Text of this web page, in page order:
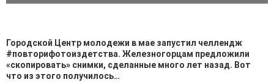
Городской Центр молодежи в мае запустил челлендж
#повторифотоиздетства. Железногорцам предложили
«скопировать» снимки, сделанные много лет назад. Вот
что из этого получилось…